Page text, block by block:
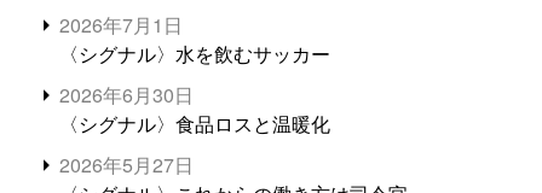
2026年7月1日
〈シグナル〉水を飲むサッカー
2026年6月30日
〈シグナル〉食品ロスと温暖化
2026年5月27日